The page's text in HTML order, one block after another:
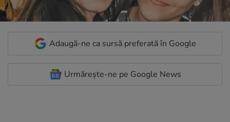
Adaugă-ne ca sursă preferată în Google
Urmărește-ne pe Google News